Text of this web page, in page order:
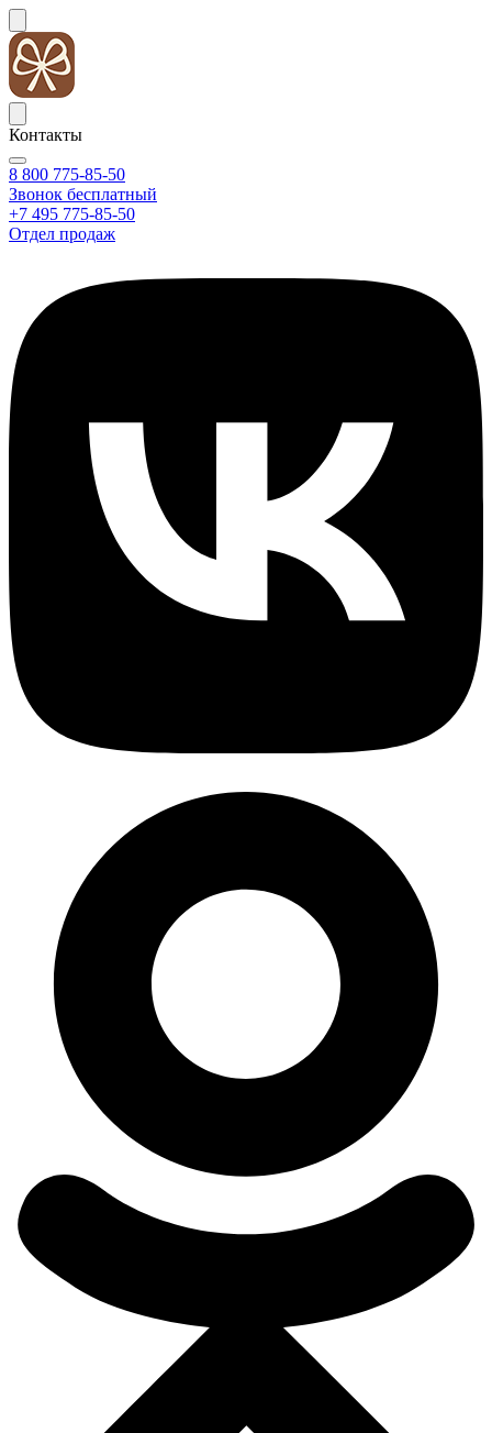
Контакты
8 800 775-85-50
Звонок бесплатный
+7 495 775-85-50
Отдел продаж